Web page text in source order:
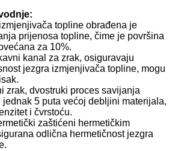
topline obrađena je
prijenosa topline, čime je površina
za 10%.
kanal za zrak, osiguravaju
jezgra izmjenjivača topline, mogu
zrak, dvostruki proces savijanja
5 puta većoj debljini materijala,
i čvrstoću.
zaštićeni hermetičkim
odlična hermetičnost jezgra